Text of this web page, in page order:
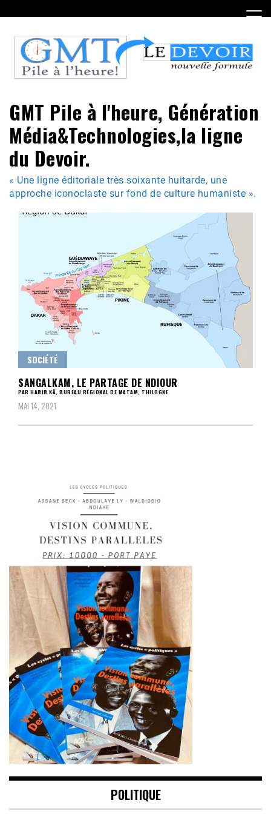
to
content
GMT Pile à l'heure, Génération
Média&Technologies,la ligne
du Devoir.
« Une ligne éditoriale très soixante huitarde, une
approche iconoclaste sur fond de culture humaniste ».
SOCIÉTÉ
SANGALKAM, LE PARTAGE DE NDIOUR
PAR HABIB KÂ, BUREAU RÉGIONAL DE MATAM, THILOGNE
MAI 14, 2021
POLITIQUE